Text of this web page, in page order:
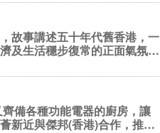
故事講述五十年代舊香港，一
及生活穩步復常的正面氣氛！
備各種功能電器的廚房，讓
新近與傑邦(香港)合作，推出